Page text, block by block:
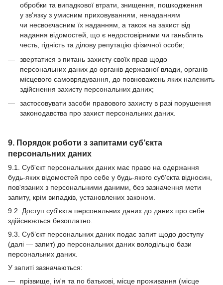
обробки та випадкової втрати, знищення, пошкодження
у зв'язку з умисним приховуванням, ненаданням
чи несвоєчасним їх наданням, а також на захист від
надання відомостей, що є недостовірними чи ганьблять
честь, гідність та ділову репутацію фізичної особи;
звертатися з питань захисту своїх прав щодо
персональних даних до органів державної влади, органів
місцевого самоврядування, до повноважень яких належить
здійснення захисту персональних даних;
застосовувати засоби правового захисту в разі порушення
законодавства про захист персональних даних.
9. Порядок роботи з запитами суб’єкта
персональних даних
9.1. Суб'єкт персональних даних має право на одержання
будь-яких відомостей про себе у будь-якого суб'єкта відносин,
пов'язаних з персональними даними, без зазначення мети
запиту, крім випадків, установлених законом.
9.2. Доступ суб'єкта персональних даних до даних про себе
здійснюється безоплатно.
9.3. Суб’єкт персональних даних подає запит щодо доступу
(далі — запит) до персональних даних володільцю бази
персональних даних.
У запиті зазначаються:
прізвище, ім'я та по батькові, місце проживання (місце